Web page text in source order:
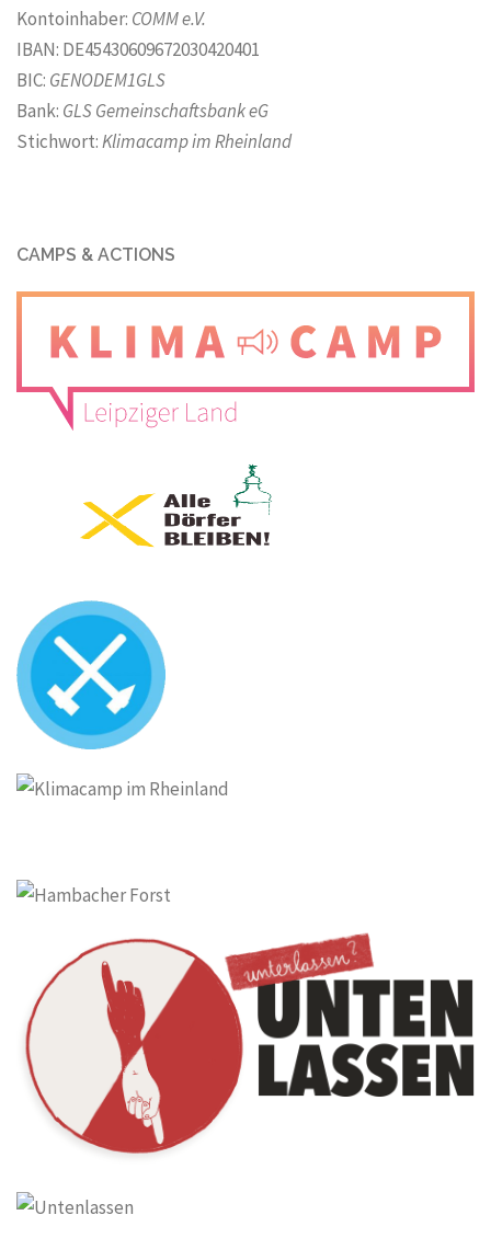
Kontoinhaber: COMM e.V.
IBAN: DE45430609672030420401
BIC: GENODEM1GLS
Bank: GLS Gemeinschaftsbank eG
Stichwort:Klimacamp im Rheinland
CAMPS & ACTIONS